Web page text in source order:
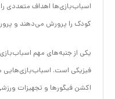
اسباب‌بازی‌ها اهداف متعددی
کودک را پرورش می‌دهند و
یکی از جنبه‌های مهم
فیزیکی است. اسباب‌بازی‌هایی
اکشن فیگورها و تجهیزات